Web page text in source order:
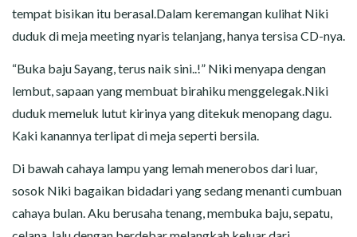
tempat bisikan itu berasal.Dalam keremangan kulihat Niki
duduk di meja meeting nyaris telanjang, hanya tersisa CD-nya.
“Buka baju Sayang, terus naik sini..!” Niki menyapa dengan
lembut, sapaan yang membuat birahiku menggelegak.Niki
duduk memeluk lutut kirinya yang ditekuk menopang dagu.
Kaki kanannya terlipat di meja seperti bersila.
Di bawah cahaya lampu yang lemah menerobos dari luar,
sosok Niki bagaikan bidadari yang sedang menanti cumbuan
cahaya bulan. Aku berusaha tenang, membuka baju, sepatu,